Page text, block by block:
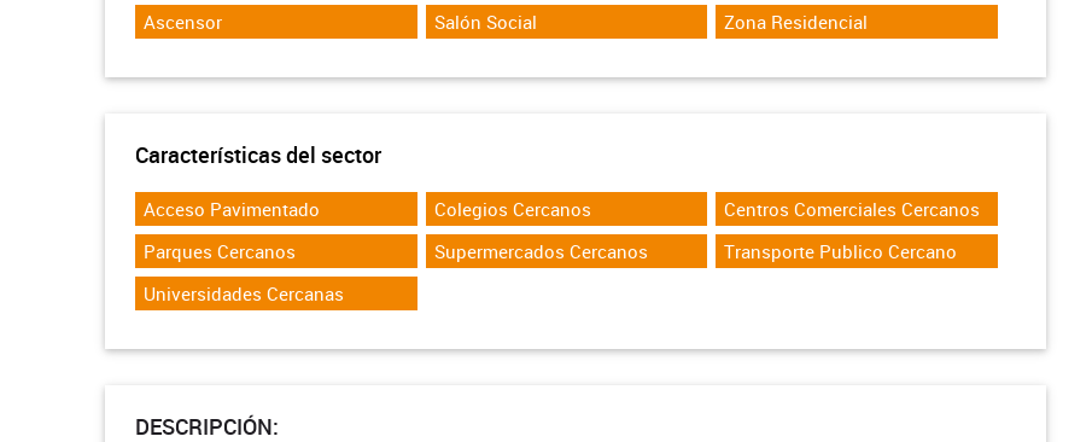
Ascensor Salón Social Zona Residencial
Características del sector
Acceso Pavimentado Colegios Cercanos
Centros Comerciales Cercanos
Parques Cercanos
Supermercados Cercanos
Transporte Publico Cercano
Universidades Cercanas
DESCRIPCIÓN: